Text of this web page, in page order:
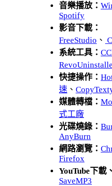
音樂播放：
Spotify
影音下載：
FreeStudio 、
系統工具：
快捷操作：
速 、
媒體轉檔：
式工廠
光碟燒錄：
AnyBurn
網路瀏覽：
Firefox
YouTube下載
SaveMP3